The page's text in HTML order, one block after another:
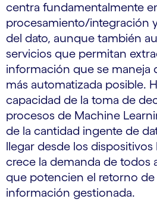
centra fundamentalmente
procesamiento/integración
del dato, aunque también
servicios que permitan
información que se maneja
más automatizada posible.
capacidad de la toma de
procesos de Machine
de la cantidad ingente de
llegar desde los dispositivos
crece la demanda de todos
que potencien el retorno de
información gestionada.